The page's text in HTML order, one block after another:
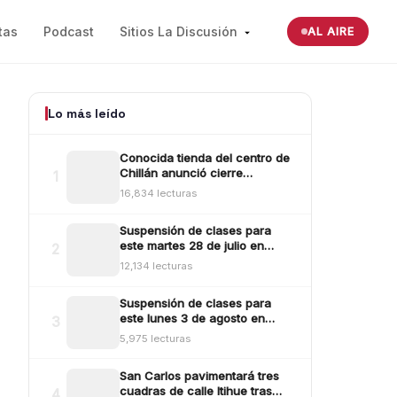
Podcast Sitios La Discusión AL AIRE
Lo más leído
Conocida tienda del centro de
Chillán anunció cierre
definitivo tras millonario robo
ocurrido la madrugada del
16,834 lecturas
Suspensión de clases para
este martes 28 de julio en
Ñuble: revisa aquí las comunas
y sectores
12,134 lecturas
Suspensión de clases para
este lunes 3 de agosto en
Ñuble: revisa las comunas
5,975 lecturas
San Carlos pavimentará tres
cuadras de calle Itihue tras